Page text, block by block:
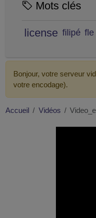
Mots clés
license filipé fle
Bonjour, votre serveur
votre encodage).
Accueil Vidéos